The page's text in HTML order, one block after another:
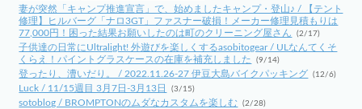
妻が突然「キャンプ推進宣言」で、始めましたキャンプ・登山♪ / 【テント
修理】ヒルバーグ「ナロ3GT」ファスナー破損！メーカー修理見積もりは
77,000円！困った結果お願いしたのは町のクリーニング屋さん
(2/17)
子供達の日常にUltralight! 外遊びを楽しくするasobitogear / ULなんてくそ
くらえ！パイントグラスケースの在庫を補充しました
(9/14)
登ったり、漕いだり。 / 2022.11.26-27 伊豆大島バイクパッキング (12/6)
Luck / 11/15週目 3月7日-3月13日 (3/15)
sotoblog / BROMPTONのムダなカスタムを楽しむ (2/28)